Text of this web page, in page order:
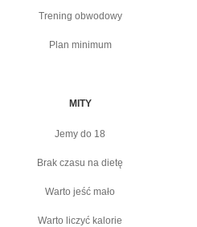
Trening obwodowy
Plan minimum
MITY
Jemy do 18
Brak czasu na dietę
Warto jeść mało
Warto liczyć kalorie